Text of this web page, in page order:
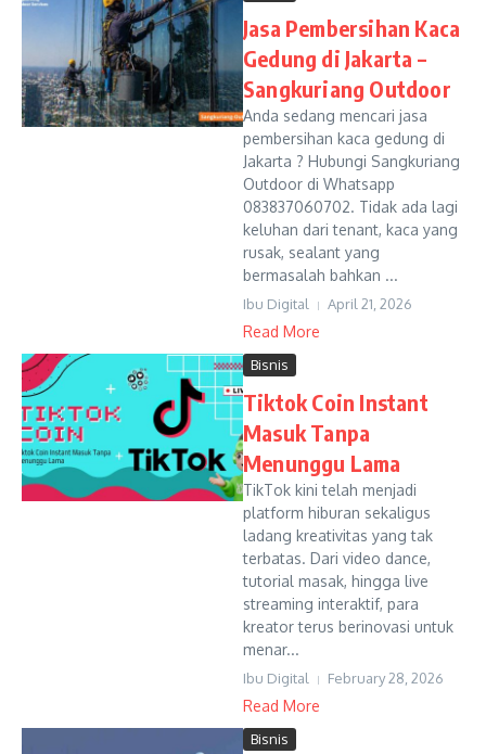
Jasa Pembersihan Kaca
Gedung di Jakarta –
Sangkuriang Outdoor
Anda sedang mencari jasa
pembersihan kaca gedung di
Jakarta ? Hubungi Sangkuriang
Outdoor di Whatsapp
083837060702. Tidak ada lagi
keluhan dari tenant, kaca yang
rusak, sealant yang
bermasalah bahkan ...
Ibu Digital April 21, 2026
Read More
Bisnis
Tiktok Coin Instant
Masuk Tanpa
Menunggu Lama
TikTok kini telah menjadi
platform hiburan sekaligus
ladang kreativitas yang tak
terbatas. Dari video dance,
tutorial masak, hingga live
streaming interaktif, para
kreator terus berinovasi untuk
menar...
Ibu Digital February 28, 2026
Read More
Bisnis